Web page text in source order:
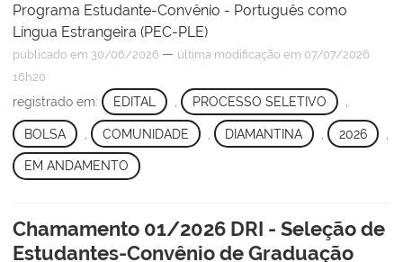
Programa Estudante-Convênio - Português como
Língua Estrangeira (PEC-PLE)
publicado em 30/06/2026 — última modificação em 07/07/2026
16h20
registrado em: EDITAL PROCESSO SELETIVO
BOLSA COMUNIDADE DIAMANTINA , 2026
EM ANDAMENTO
Chamamento 01/2026 DRI - Seleção de
Estudantes-Convênio de Graduação